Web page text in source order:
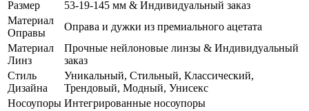
Размер
53-19-145 мм & Индивидуальный заказ
Материал
Оправы
Оправа и дужки из премиального ацетата
Материал
Линз
Прочные нейлоновые линзы & Индивидуальный
заказ
Стиль
Дизайна
Уникальный, Стильный, Классический,
Трендовый, Модный, Унисекс
Носоупоры Интегрированные носоупоры